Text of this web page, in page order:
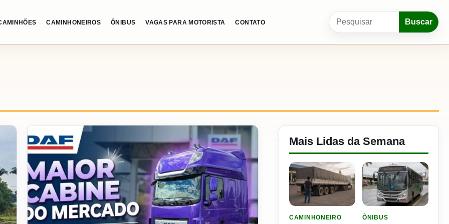
CAMINHONEIROS ÔNIBUS VAGAS PARA MOTORISTA CONTATO
Pesquisar por:
Buscar
Mais Lidas da Semana
CAMINHONEIRO
ÔNIBUS